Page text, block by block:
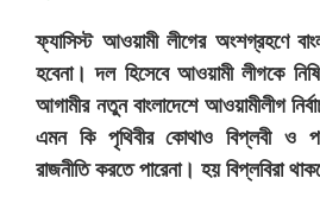
ফ্যাসিস্ট আওয়ামী লীগের অংশগ্রহণে
হবেনা। দল হিসেবে আওয়ামী লীগকে
আগামীর নতুন বাংলাদেশে আওয়ামীলীগ
এমন কি পৃথিবীর কোথাও বিপ্লবী ও
রাজনীতি করতে পারেনা। হয় বিপ্লবিরা